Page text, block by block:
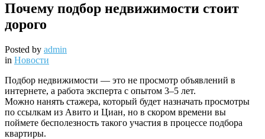
Почему подбор недвижимости стоит
дорого
Posted by admin
in Новости
Подбор недвижимости — это не просмотр объявлений в
интернете, а работа эксперта с опытом 3–5 лет.
Можно нанять стажера, который будет назначать просмотры
по ссылкам из Авито и Циан, но в скором времени вы
поймете бесполезность такого участия в процессе подбора
квартиры.